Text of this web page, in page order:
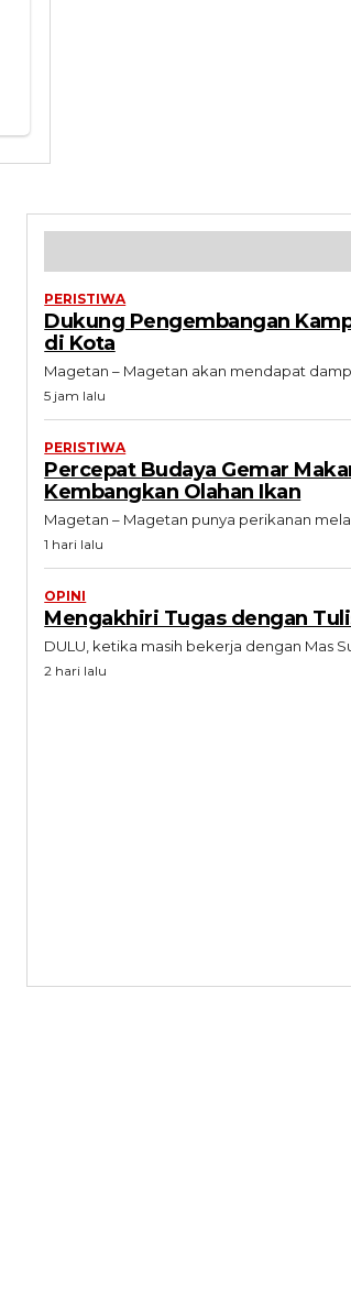
PERISTIWA
Dukung Pengembangan
di Kota
Magetan – Magetan akan mendapat
5 jam lalu
PERISTIWA
Percepat Budaya Gemar
Kembangkan Olahan Ikan
Magetan – Magetan punya perikanan
1 hari lalu
OPINI
Mengakhiri Tugas dengan
DULU, ketika masih bekerja dengan Mas
2 hari lalu